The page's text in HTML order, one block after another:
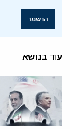
הרשמה
עוד בנושא